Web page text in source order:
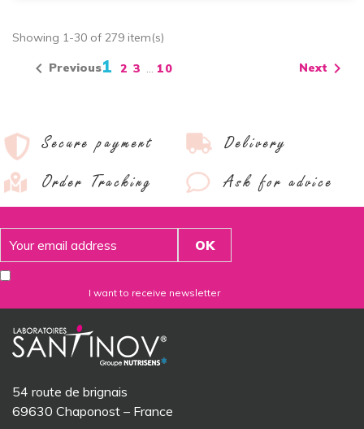
Showing 1-30 of 279 item(s)
 Previous1 2 3 … 10 Next 
Secure payment
Delivery
Order Tracking
Ask for advice
I want to receive newsletter
54 route de brignais
69630 Chaponost – France